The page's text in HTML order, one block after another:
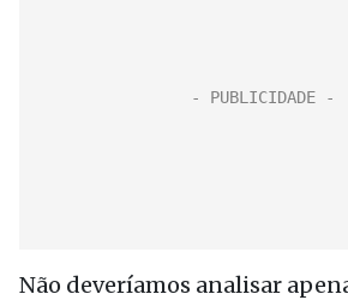
Não deveríamos analisar